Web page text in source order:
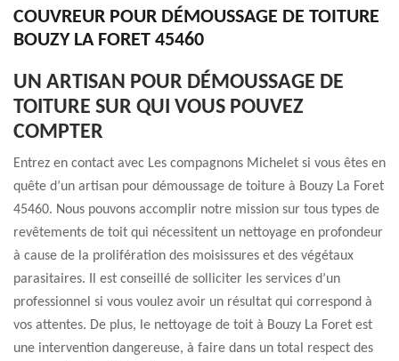
COUVREUR POUR DÉMOUSSAGE DE TOITURE
BOUZY LA FORET 45460
UN ARTISAN POUR DÉMOUSSAGE DE
TOITURE SUR QUI VOUS POUVEZ
COMPTER
Entrez en contact avec Les compagnons Michelet si vous êtes en
quête d’un artisan pour démoussage de toiture à Bouzy La Foret
45460. Nous pouvons accomplir notre mission sur tous types de
revêtements de toit qui nécessitent un nettoyage en profondeur
à cause de la prolifération des moisissures et des végétaux
parasitaires. Il est conseillé de solliciter les services d’un
professionnel si vous voulez avoir un résultat qui correspond à
vos attentes. De plus, le nettoyage de toit à Bouzy La Foret est
une intervention dangereuse, à faire dans un total respect des